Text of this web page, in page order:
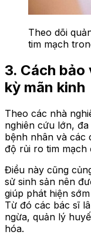
Theo dõi
tim mạch
3. Cách
kỳ mãn kinh
Theo các nhà
nghiên cứu lớn,
bệnh nhân và các
độ rủi ro tim mạch
Điều này cũng
sử sinh sản nên
giúp phát hiện
Từ đó các bác sĩ
ngừa, quản lý
hóa.